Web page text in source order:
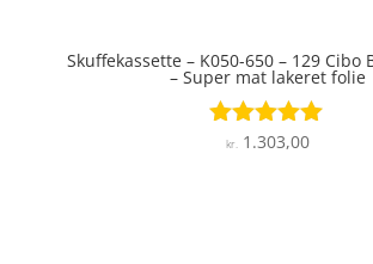
Skuffekassette – K050-650 – 129 Cibo
– Super mat lakeret folie
Vurderet
kr. 1.303,00